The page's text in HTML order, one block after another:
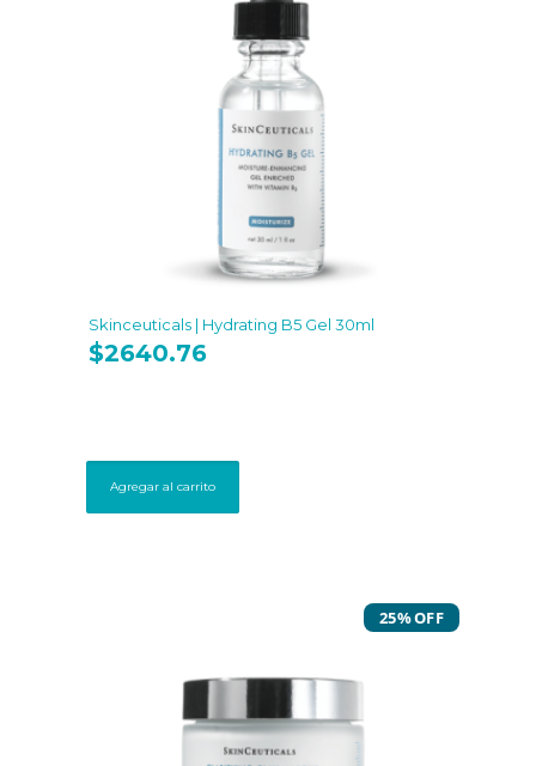
Skinceuticals | Hydrating B5 Gel 30ml
$2640.76
Agregar al carrito
25% OFF